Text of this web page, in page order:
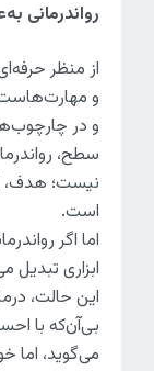
رواندرمانی
از منظر
و مهارت‌هاست.
و در
سطح،
نیست؛ هدف،
است.
اما اگر
ابزاری
این حالت،
بی‌آن‌که با
می‌گوید، اما